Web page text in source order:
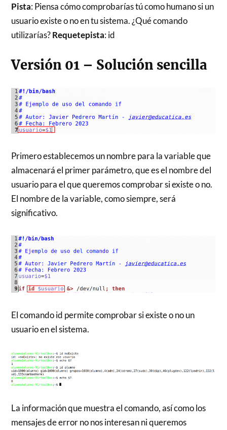
Pista: Piensa cómo comprobarías tú como humano si un
usuario existe o no en tu sistema. ¿Qué comando
utilizarías?Requetepista: id
Versión 01 – Solución sencilla
Primero establecemos un nombre para la variable que
almacenará el primer parámetro, que es el nombre del
usuario para el que queremos comprobar si existe o no.
El nombre de la variable, como siempre, será
significativo.
El comando id permite comprobar si existe o no un
usuario en el sistema.
La información que muestra el comando, así como los
mensajes de error no nos interesan ni queremos